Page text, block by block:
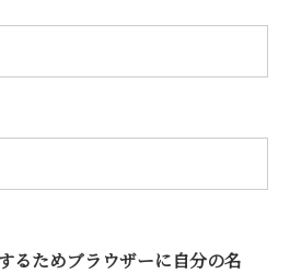
るためブラウザーに自分の名